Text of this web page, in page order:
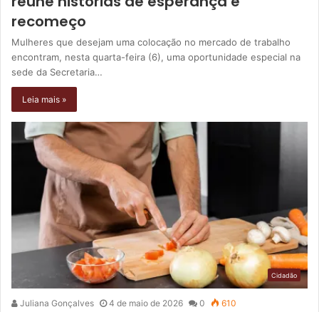
recomeço
Mulheres que desejam uma colocação no mercado de trabalho
encontram, nesta quarta-feira (6), uma oportunidade especial na
sede da Secretaria…
Leia mais »
Cidadão
Juliana Gonçalves 4 de maio de 2026 0 610